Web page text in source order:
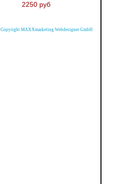
2250 руб
Copyright MAXXmarketing Webdesigner GmbH